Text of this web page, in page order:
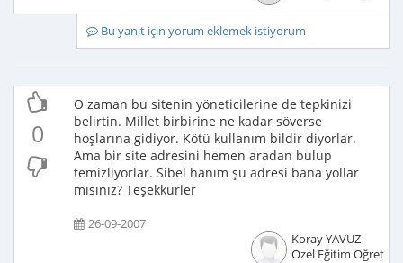
Bu yanıt için yorum eklemek istiyorum
0
O zaman bu sitenin yöneticilerine de tepkinizi
belirtin. Millet birbirine ne kadar söverse
hoşlarına gidiyor. Kötü kullanım bildir diyorlar.
Ama bir site adresini hemen aradan bulup
temizliyorlar. Sibel hanım şu adresi bana yollar
mısınız? Teşekkürler
26-09-2007
Koray YAVUZ
Özel Eğitim